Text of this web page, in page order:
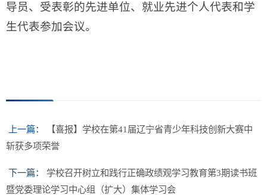
导员、受表彰的先进单位、就业先进个人代表和学
生代表参加会议。
上一篇：
【喜报】学校在第41届辽宁省青少年科技创新大赛中
斩获多项荣誉
下一篇：
学校召开树立和践行正确政绩观学习教育第3期读书班
暨党委理论学习中心组（扩大）集体学习会